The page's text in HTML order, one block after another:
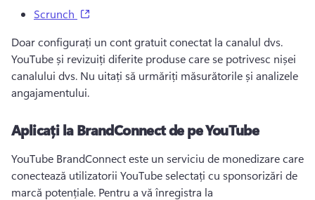
Scrunch
Doar configurați un cont gratuit conectat la canalul dvs.
YouTube și revizuiți diferite produse care se potrivesc nișei
canalului dvs. Nu uitați să urmăriți măsurătorile și analizele
angajamentului.
Aplicați la BrandConnect de pe YouTube
YouTube BrandConnect este un serviciu de monedizare care
conectează utilizatorii YouTube selectați cu sponsorizări de
marcă potențiale. Pentru a vă înregistra la